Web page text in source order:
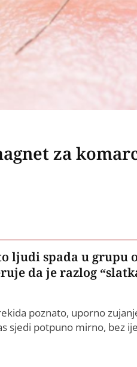
za
ljudi spada u
da je razlog
poznato, uporno
sjedi potpuno mirno, bez